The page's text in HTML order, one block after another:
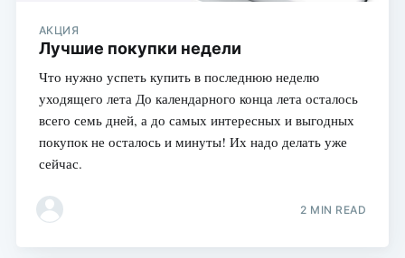
АКЦИЯ
Лучшие покупки недели
Что нужно успеть купить в последнюю неделю
уходящего лета До календарного конца лета осталось
всего семь дней, а до самых интересных и выгодных
покупок не осталось и минуты! Их надо делать уже
сейчас.
2 MIN READ